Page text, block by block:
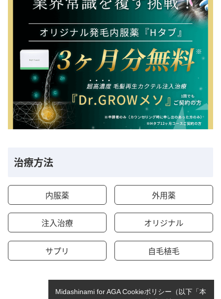
治療方法
内服薬 外用薬
注入治療 オリジナル
サプリ 自毛植毛
Midashinami for AGA Cookieポリシー（以下「本